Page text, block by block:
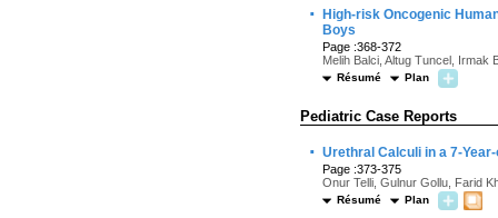
·
High-risk Oncogenic
Boys
Page :368-372
Melih Balci, Altug Tuncel, Irmak
Résumé Plan
Pediatric Case Reports
· Urethral Calculi in a 7-
Page :373-375
Onur Telli, Gulnur Gollu, Farid
Résumé Plan